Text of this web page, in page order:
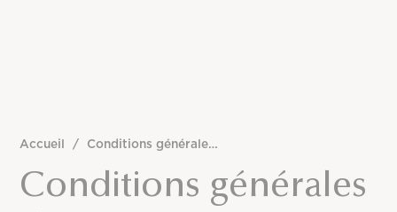
Accueil / Conditions générales des groupes Laurier Du Vallon
Conditions générales